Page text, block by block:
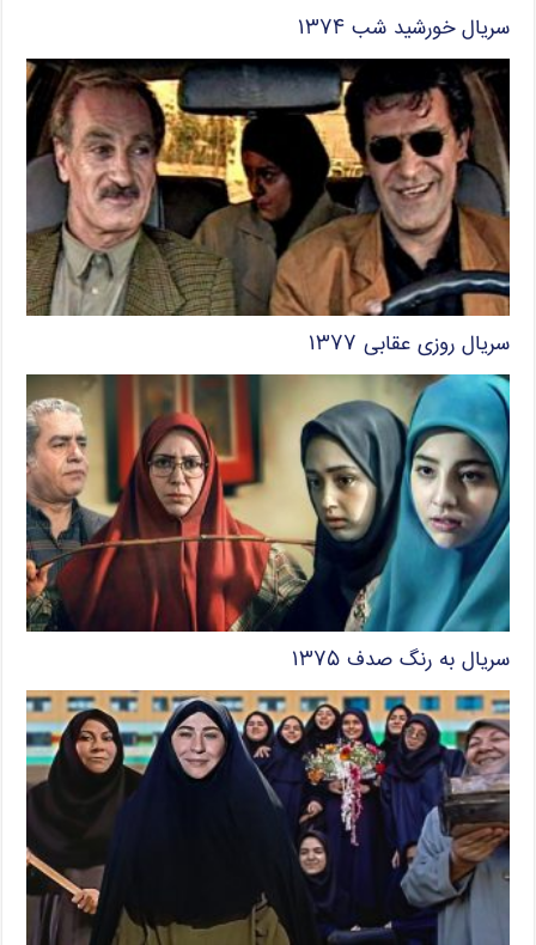
سریال خورشید شب ۱۳۷۴
سریال روزی عقابی ۱۳۷۷
سریال به رنگ صدف ۱۳۷۵